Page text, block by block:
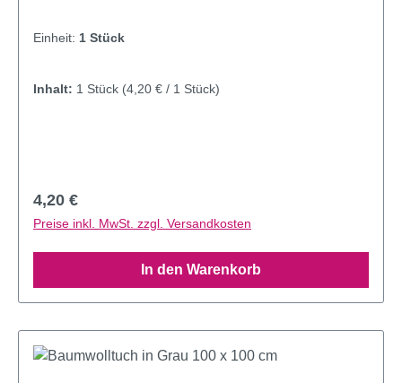
Einheit: 1 Stück
Inhalt: 1 Stück (4,20 € / 1 Stück)
Regulärer Preis:
4,20 €
Preise inkl. MwSt. zzgl. Versandkosten
In den Warenkorb